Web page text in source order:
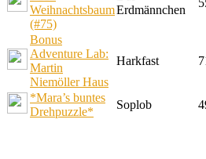
Weihnachtsbaum
(#75)
Erdmännchen
Bonus
Adventure Lab:
Martin
Niemöller Haus
Harkfast
*Mara’s buntes
Drehpuzzle*
Soplob